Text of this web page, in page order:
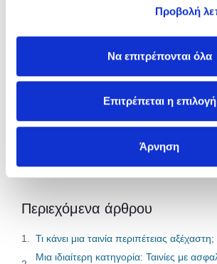
Προβολή
Να επιτρέπονται όλα
Επιτρέπεται η επιλογή
Άρνηση
Η Ασφάλεια Αυτοκινήτου
ταιριάζει!
Ασφαλίσου Εδώ
Περιεχόμενα άρθρου
Τι κάνει μια ταινία περιπέτειας αξέχαστη;
Μια ιδιαίτερη κατηγορία: Ταινίες με